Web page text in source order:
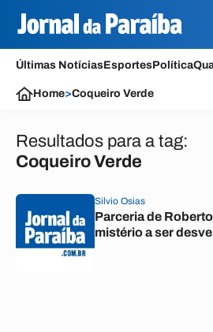
Últimas NotíciasEsportesPolítica
Home>Coqueiro Verde
Resultados para a tag:
Coqueiro Verde
Silvio Osias
Parceria de
mistério a ser